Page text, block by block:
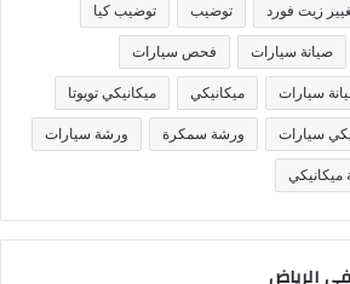
زيت فورد توضيب توضيب كيا
صيانة سيارات فحص سيارات
سيارات ميكانيكي ميكانيكي تويوتا
سيارات ورشة سمكرة ورشة سيارات
ميكانيكي